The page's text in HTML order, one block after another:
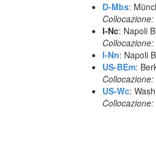
D-Mbs:
Collocazione:
I-Nc: Napoli
I-Nn: Napoli
US-BEm:
US-Wc:
Collocazione: